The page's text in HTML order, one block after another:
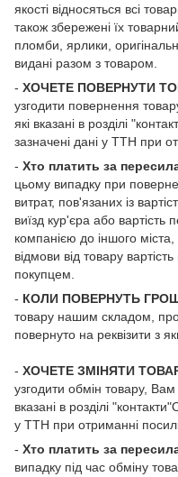
якості відносяться всі
також збережені їх
пломби, ярлики,
видані разом з товаром.
- ХОЧЕТЕ ПОВЕРНУТИ
узгодити повернення
які вказані в розділі
зазначені дані у ТТН при
- Хто платить за
цьому випадку при
витрат, пов'язаних із
виїзд кур'єра або
компанією до іншого
відмови від товару
покупцем.
- КОЛИ ПОВЕРНУТЬ
товару нашим складом,
повернуто на реквізити з
- ХОЧЕТЕ ЗМІНЯТИ
узгодити обмін товару,
вказані в розділі
у ТТН при отриманні
- Хто платить за
випадку під час обміну